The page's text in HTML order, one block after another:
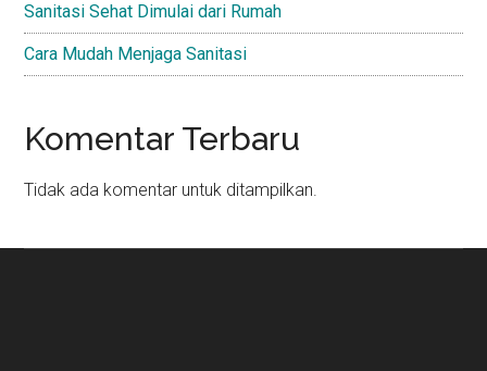
Sanitasi Sehat Dimulai dari Rumah
Cara Mudah Menjaga Sanitasi
Komentar Terbaru
Tidak ada komentar untuk ditampilkan.